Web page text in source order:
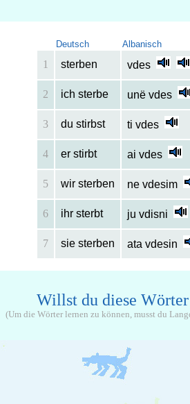
Deutsch Albanisch
1 sterben vdes
2 ich sterbe unë vdes
3 du stirbst ti vdes
4 er stirbt ai vdes
5 wir sterben ne vdesim
6 ihr sterbt ju vdisni
7 sie sterben ata vdesin
Willst du diese
(Um die Wörter lernen zu können, musst du